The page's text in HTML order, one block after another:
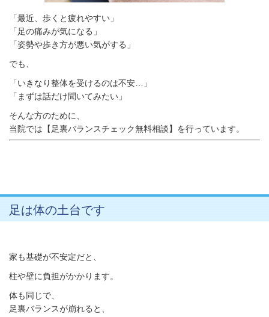
「最近、歩くと疲れやすい」
「足の痛みが気になる」
「姿勢や歩き方が悪い気がする」
でも、
「いきなり整体を受けるのは不安…」
「まずは話だけ聞いてみたい」
そんな方のために、
当院では【足裏バランスチェック無料相談】を行っています。
足は体の土台です
家も基礎が不安定だと、
柱や壁に負担がかかります。
体も同じで、
足裏バランスが崩れると、